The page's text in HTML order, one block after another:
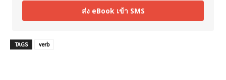
ส่ง eBook เข้า SMS
TAGS verb